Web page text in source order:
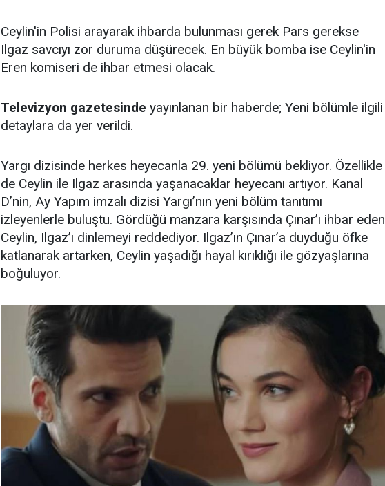
Ceylin'in Polisi arayarak ihbarda bulunması gerek Pars gerekse
Ilgaz savcıyı zor duruma düşürecek. En büyük bomba ise Ceylin'in
Eren komiseri de ihbar etmesi olacak.
Televizyon gazetesinde yayınlanan bir haberde; Yeni bölümle ilgili
detaylara da yer verildi.
Yargı dizisinde herkes heyecanla 29. yeni bölümü bekliyor. Özellikle
de Ceylin ile Ilgaz arasında yaşanacaklar heyecanı artıyor. Kanal
D’nin, Ay Yapım imzalı dizisi Yargı’nın yeni bölüm tanıtımı
izleyenlerle buluştu. Gördüğü manzara karşısında Çınar’ı ihbar eden
Ceylin, Ilgaz’ı dinlemeyi reddediyor. Ilgaz’ın Çınar’a duyduğu öfke
katlanarak artarken, Ceylin yaşadığı hayal kırıklığı ile gözyaşlarına
boğuluyor.